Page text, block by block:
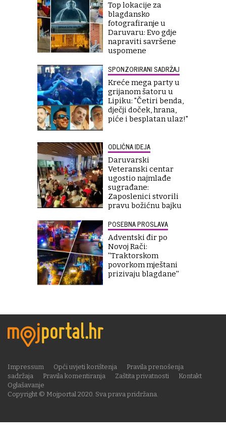
Top lokacije za
blagdansko
fotografiranje u
Daruvaru: Evo gdje
napraviti savršene
uspomene
SPONZORIRANI SADRŽAJ
Kreće mega party u
grijanom šatoru u
Lipiku: "Četiri benda,
dječji doček, hrana,
piće i besplatan ulaz!"
ODLIČNA IDEJA
Daruvarski
Veteranski centar
ugostio najmlađe
sugrađane:
Zaposlenici stvorili
pravu božićnu bajku
POSEBNA PROSLAVA
Adventski đir po
Novoj Rači:
''Traktorskom
povorkom mještani
prizivaju blagdane''
Copyright © Mojportal 2020. Sva prava pridržana.
Impressum Opći uvjeti korištenja
Pravila prenošenja
sadržaja
Pravila komentiranja Zaštita privatnosti
Kontakt
Oglašavanje